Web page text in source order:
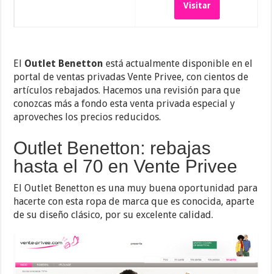
Visitar
El Outlet Benetton está actualmente disponible en el
portal de ventas privadas Vente Privee, con cientos de
artículos rebajados. Hacemos una revisión para que
conozcas más a fondo esta venta privada especial y
aproveches los precios reducidos.
Outlet Benetton: rebajas
hasta el 70 en Vente Privee
El Outlet Benetton es una muy buena oportunidad para
hacerte con esta ropa de marca que es conocida, aparte
de su diseño clásico, por su excelente calidad.